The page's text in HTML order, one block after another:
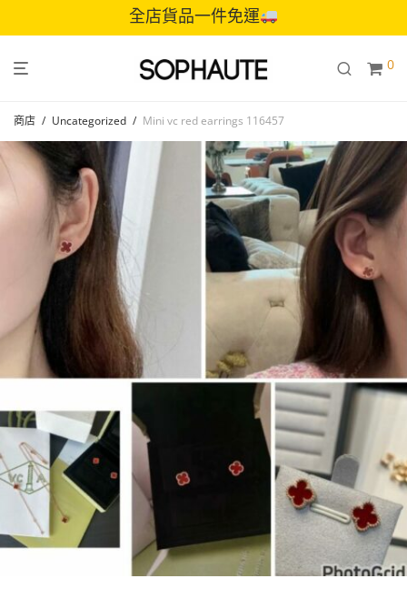
全店貨品一件免運
0
商店 / Uncategorized / Mini vc red earrings 116457